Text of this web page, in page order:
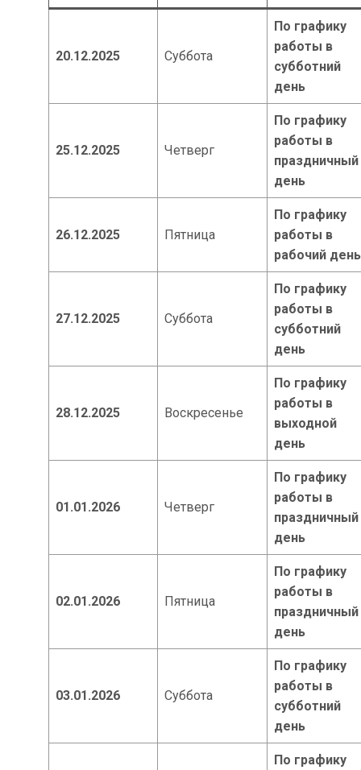
20.12.2025 Суббота
По графику
работы в
субботний
день
25.12.2025 Четверг
По графику
работы в
праздничный
день
26.12.2025 Пятница
По графику
работы в
рабочий день
27.12.2025 Суббота
По графику
работы в
субботний
день
28.12.2025 Воскресенье
По графику
работы в
выходной
день
01.01.2026 Четверг
По графику
работы в
праздничный
день
02.01.2026 Пятница
По графику
работы в
праздничный
день
03.01.2026 Суббота
По графику
работы в
субботний
день
По графику